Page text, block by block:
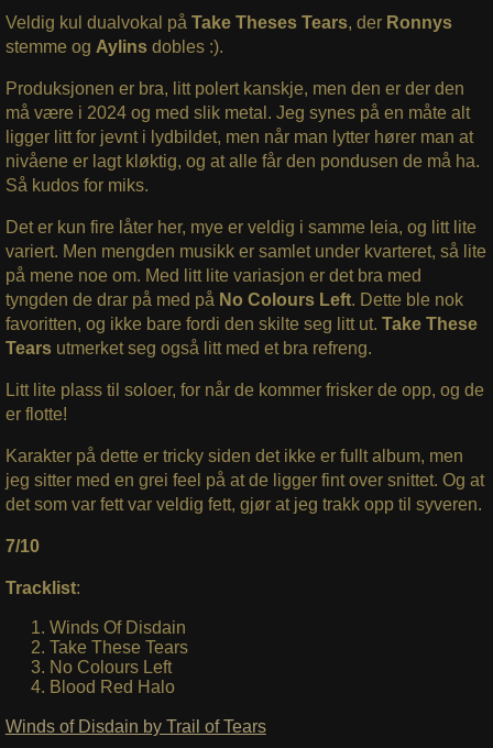
Veldig kul dualvokal på Take Theses Tears, der Ronnys
stemme og Aylins dobles :).
Produksjonen er bra, litt polert kanskje, men den er der den
må være i 2024 og med slik metal. Jeg synes på en måte alt
ligger litt for jevnt i lydbildet, men når man lytter hører man at
nivåene er lagt kløktig, og at alle får den pondusen de må ha.
Så kudos for miks.
Det er kun fire låter her, mye er veldig i samme leia, og litt lite
variert. Men mengden musikk er samlet under kvarteret, så lite
på mene noe om. Med litt lite variasjon er det bra med
tyngden de drar på med på No Colours Left. Dette ble nok
favoritten, og ikke bare fordi den skilte seg litt ut. Take These
Tearsutmerket seg også litt med et bra refreng.
Litt lite plass til soloer, for når de kommer frisker de opp, og de
er flotte!
Karakter på dette er tricky siden det ikke er fullt album, men
jeg sitter med en grei feel på at de ligger fint over snittet. Og at
det som var fett var veldig fett, gjør at jeg trakk opp til syveren.
7/10
Tracklist:
Winds Of Disdain
Take These Tears
No Colours Left
Blood Red Halo
Winds of Disdain by Trail of Tears